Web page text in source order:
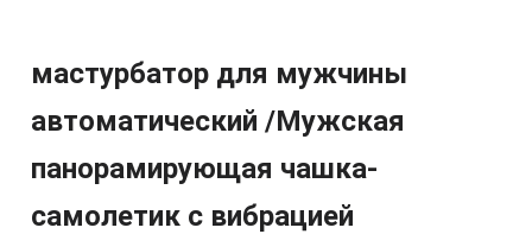
мастурбатор для мужчины
автоматический /Мужская
панорамирующая чашка-
самолетик с вибрацией